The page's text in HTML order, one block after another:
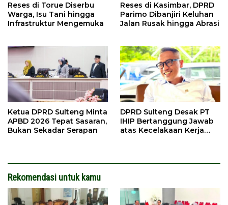
Reses di Torue Diserbu
Warga, Isu Tani hingga
Infrastruktur Mengemuka
Reses di Kasimbar, DPRD
Parimo Dibanjiri Keluhan
Jalan Rusak hingga Abrasi
Ketua DPRD Sulteng Minta
APBD 2026 Tepat Sasaran,
Bukan Sekadar Serapan
DPRD Sulteng Desak PT
IHIP Bertanggung Jawab
atas Kecelakaan Kerja
Rekomendasi untuk kamu